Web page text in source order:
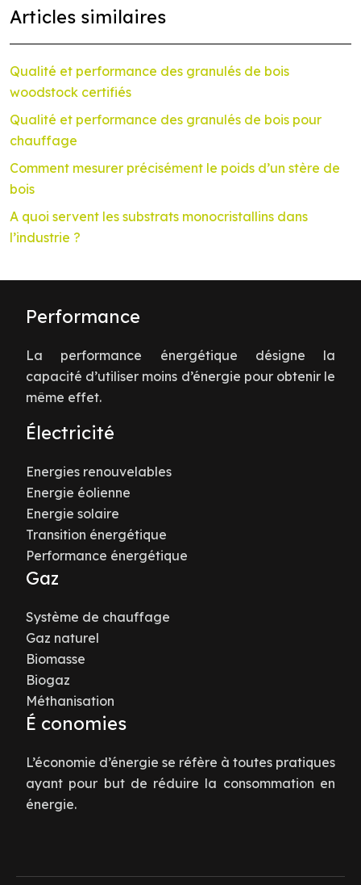
Articles similaires
Qualité et performance des granulés de bois
woodstock certifiés
Qualité et performance des granulés de bois pour
chauffage
Comment mesurer précisément le poids d’un stère de
bois
A quoi servent les substrats monocristallins dans
l’industrie ?
Performance
La performance énergétique désigne la
capacité d’utiliser moins d’énergie pour obtenir le
même effet.
Électricité
Energies renouvelables
Energie éolienne
Energie solaire
Transition énergétique
Performance énergétique
Gaz
Système de chauffage
Gaz naturel
Biomasse
Biogaz
Méthanisation
É conomies
L’économie d’énergie se réfère à toutes pratiques
ayant pour but de réduire la consommation en
énergie.